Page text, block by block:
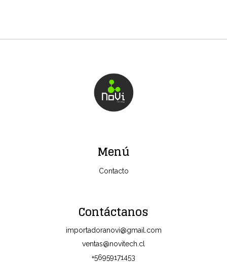
Menú
Contacto
Contáctanos
importadoranovi@gmail.com
ventas@novitech.cl
+56959171453